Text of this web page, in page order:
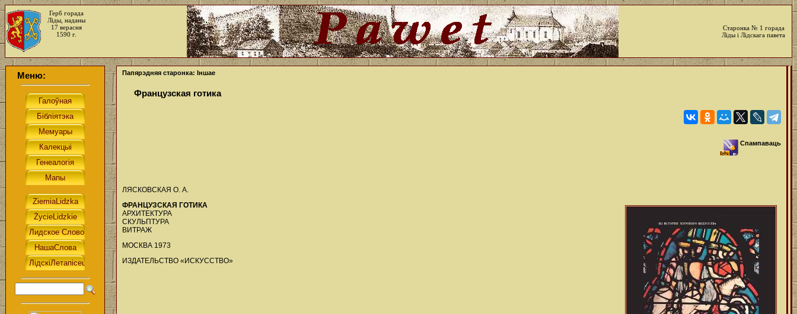
Герб горада
Ліды, наданы
17 верасня
1590 г.
Старонка № 1 горада
Ліды і Лідскага павета
Меню: Папярэдняя старонка: Іншае
Французская готика
Спампаваць
ЛЯСКОВСКАЯ О. А.
ФРАНЦУЗСКАЯ ГОТИКА
АРХИТЕКТУРА
СКУЛЬПТУРА
ВИТРАЖ
МОСКВА 1973
ИЗДАТЕЛЬСТВО «ИСКУССТВО»